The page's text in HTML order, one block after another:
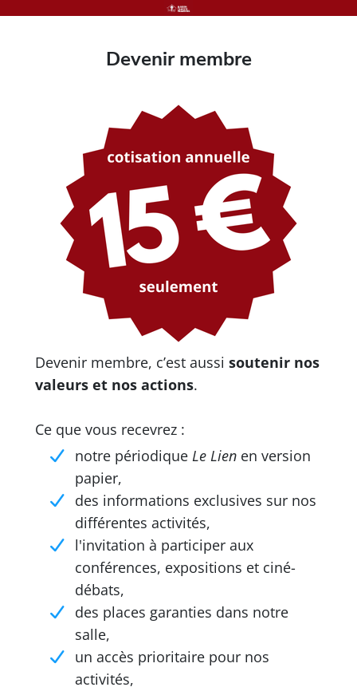
Devenir membre
Devenir membre, c’est aussi soutenir nos
valeurs et nos actions.
Ce que vous recevrez :
notre périodique Le Lien en version
papier,
des informations exclusives sur nos
différentes activités,
l'invitation à participer aux
conférences, expositions et ciné-
débats,
des places garanties dans notre
salle,
un accès prioritaire pour nos
activités,